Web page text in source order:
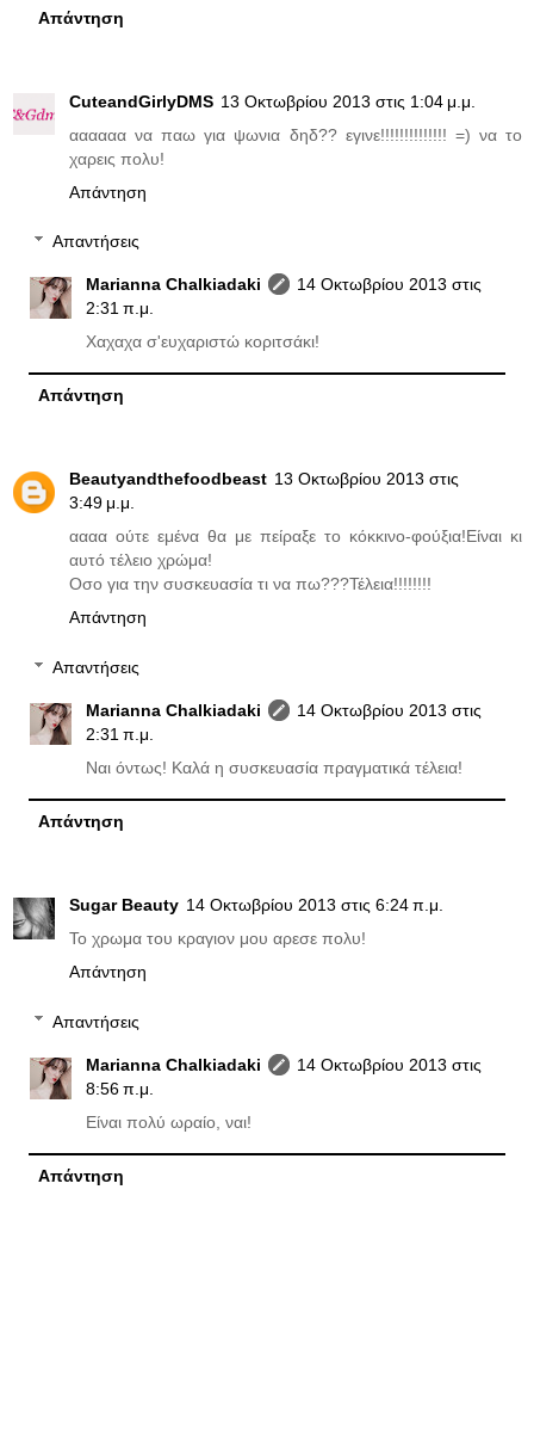
Απάντηση
CuteandGirlyDMS 13 Οκτωβρίου 2013 στις 1:04 μ.μ.
αααααα να παω για ψωνια δηδ?? εγινε!!!!!!!!!!!!!! =) να το
χαρεις πολυ!
Απάντηση
Απαντήσεις
Marianna Chalkiadaki
14 Οκτωβρίου 2013 στις
2:31 π.μ.
Χαχαχα σ'ευχαριστώ κοριτσάκι!
Απάντηση
Beautyandthefoodbeast 13 Οκτωβρίου 2013 στις
3:49 μ.μ.
αααα ούτε εμένα θα με πείραξε το κόκκινο-φούξια!Είναι κι
αυτό τέλειο χρώμα!
Οσο για την συσκευασία τι να πω???Τέλεια!!!!!!!!
Απάντηση
Απαντήσεις
Marianna Chalkiadaki
14 Οκτωβρίου 2013 στις
2:31 π.μ.
Ναι όντως! Καλά η συσκευασία πραγματικά τέλεια!
Απάντηση
Sugar Beauty 14 Οκτωβρίου 2013 στις 6:24 π.μ.
Το χρωμα του κραγιον μου αρεσε πολυ!
Απάντηση
Απαντήσεις
Marianna Chalkiadaki
14 Οκτωβρίου 2013 στις
8:56 π.μ.
Είναι πολύ ωραίο, ναι!
Απάντηση